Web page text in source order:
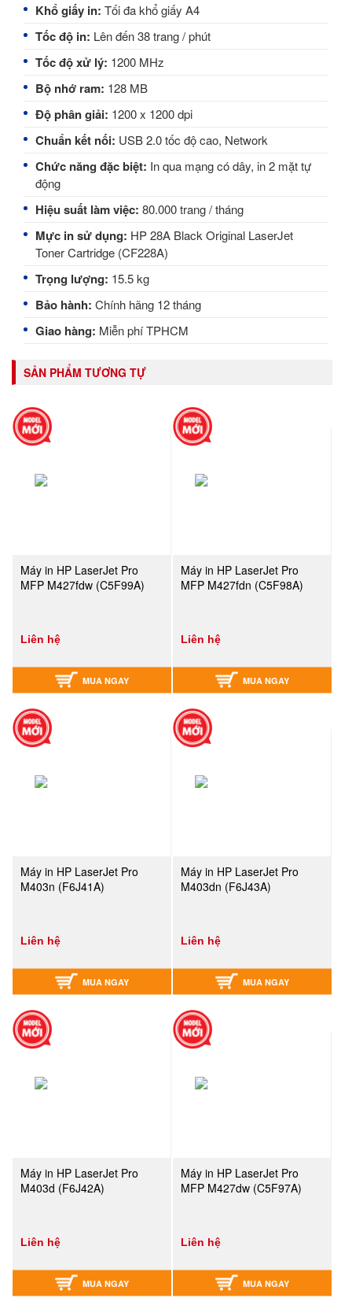
Khổ giấy in: Tối đa khổ giấy A4
Tốc độ in: Lên đến 38 trang / phút
Tốc độ xử lý: 1200 MHz
Bộ nhớ ram: 128 MB
Độ phân giải: 1200 x 1200 dpi
Chuẩn kết nối: USB 2.0 tốc độ cao, Network
Chức năng đặc biệt: In qua mạng có dây, in 2 mặt tự
động
Hiệu suất làm việc: 80.000 trang / tháng
Mực in sử dụng: HP 28A Black Original LaserJet
Toner Cartridge (CF228A)
Trọng lượng: 15.5 kg
Bảo hành: Chính hãng 12 tháng
Giao hàng: Miễn phí TPHCM
SẢN PHẨM TƯƠNG TỰ
Máy in HP LaserJet Pro
MFP M427fdw (C5F99A)
Liên hệ
MUA NGAY
Máy in HP LaserJet Pro
MFP M427fdn (C5F98A)
Liên hệ
MUA NGAY
Máy in HP LaserJet Pro
M403n (F6J41A)
Liên hệ
MUA NGAY
Máy in HP LaserJet Pro
M403dn (F6J43A)
Liên hệ
MUA NGAY
Máy in HP LaserJet Pro
M403d (F6J42A)
Liên hệ
MUA NGAY
Máy in HP LaserJet Pro
MFP M427dw (C5F97A)
Liên hệ
MUA NGAY